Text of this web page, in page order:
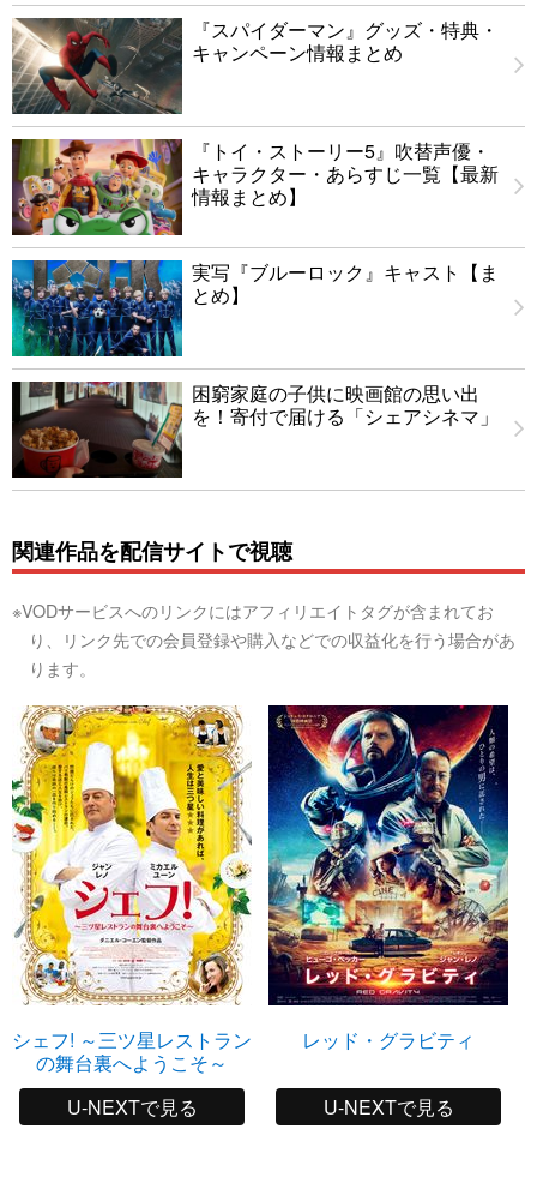
『スパイダーマン』グッズ・特典・
キャンペーン情報まとめ
『トイ・ストーリー5』吹替声優・
キャラクター・あらすじ一覧【最新
情報まとめ】
実写『ブルーロック』キャスト【ま
とめ】
困窮家庭の子供に映画館の思い出
を！寄付で届ける「シェアシネマ」
関連作品を配信サイトで視聴
※VODサービスへのリンクにはアフィリエイトタグが含まれてお
り、リンク先での会員登録や購入などでの収益化を行う場合があ
ります。
シェフ! ～三ツ星レストラン
の舞台裏へようこそ～
U-NEXTで見る
レッド・グラビティ
U-NEXTで見る